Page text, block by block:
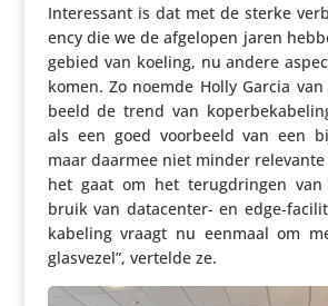
Inte­res­sant is dat met de sterke
ency die we de afgelopen jaren
gebied van koeling, nu andere
komen. Zo noemde Holly Garcia
beeld de trend van
als een goed voorbeeld van een
maar daarmee niet minder
het gaat om het terug­dringen
bruik van data­center- en edge-
ka­be­ling vraagt nu eenmaal om
glasvezel”, vertelde ze.